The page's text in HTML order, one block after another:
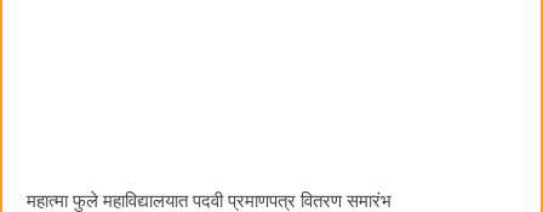
महात्मा फुले महाविद्यालयात पदवी प्रमाणपत्र वितरण समारंभ